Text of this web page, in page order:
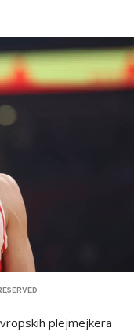
plejmejkera